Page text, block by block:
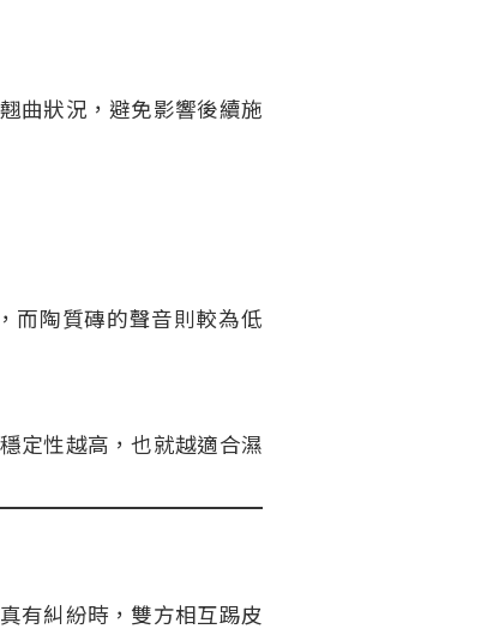
曲狀況，避免影響後續施
而陶質磚的聲音則較為低
定性越高，也就越適合濕
有糾紛時，雙方相互踢皮